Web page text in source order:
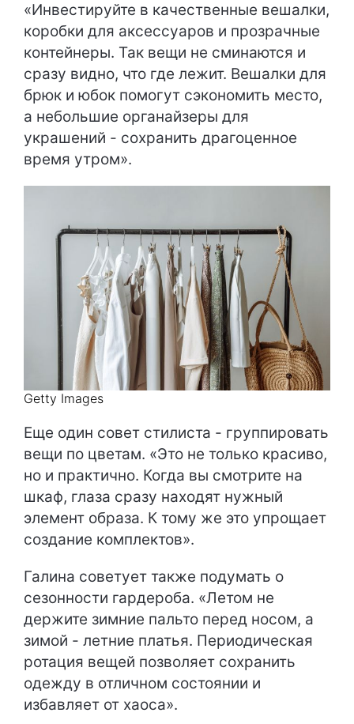
«Инвестируйте в качественные вешалки,
коробки для аксессуаров и прозрачные
контейнеры. Так вещи не сминаются и
сразу видно, что где лежит. Вешалки для
брюк и юбок помогут сэкономить место,
а небольшие органайзеры для
украшений - сохранить драгоценное
время утром».
Getty Images
Еще один совет стилиста - группировать
вещи по цветам. «Это не только красиво,
но и практично. Когда вы смотрите на
шкаф, глаза сразу находят нужный
элемент образа. К тому же это упрощает
создание комплектов».
Галина советует также подумать о
сезонности гардероба. «Летом не
держите зимние пальто перед носом, а
зимой - летние платья. Периодическая
ротация вещей позволяет сохранить
одежду в отличном состоянии и
избавляет от хаоса».